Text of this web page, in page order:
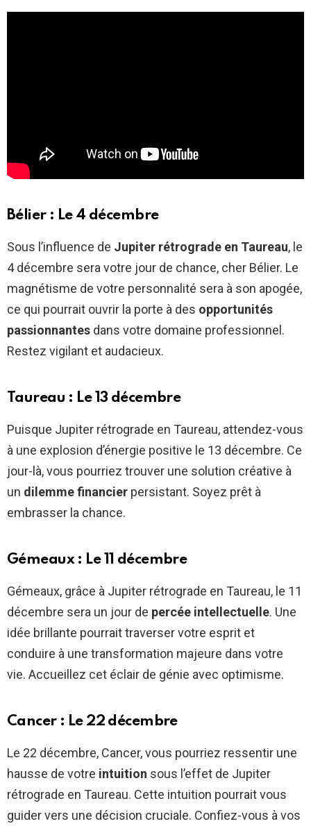
Bélier : Le 4 décembre
Sous l’influence de Jupiter rétrograde en Taureau, le
4 décembre sera votre jour de chance, cher Bélier. Le
magnétisme de votre personnalité sera à son apogée,
ce qui pourrait ouvrir la porte à des opportunités
passionnantes dans votre domaine professionnel.
Restez vigilant et audacieux.
Taureau : Le 13 décembre
Puisque Jupiter rétrograde en Taureau, attendez-vous
à une explosion d’énergie positive le 13 décembre. Ce
jour-là, vous pourriez trouver une solution créative à
un dilemme financier persistant. Soyez prêt à
embrasser la chance.
Gémeaux : Le 11 décembre
Gémeaux, grâce à Jupiter rétrograde en Taureau, le 11
décembre sera un jour de percée intellectuelle. Une
idée brillante pourrait traverser votre esprit et
conduire à une transformation majeure dans votre
vie. Accueillez cet éclair de génie avec optimisme.
Cancer : Le 22 décembre
Le 22 décembre, Cancer, vous pourriez ressentir une
hausse de votre intuition sous l’effet de Jupiter
rétrograde en Taureau. Cette intuition pourrait vous
guider vers une décision cruciale. Confiez-vous à vos